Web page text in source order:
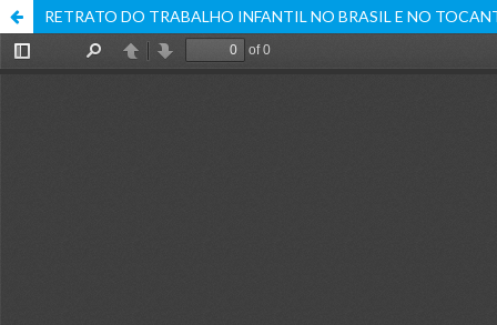
RETRATO DO TRABALHO INFANTIL NO BRASIL E NO